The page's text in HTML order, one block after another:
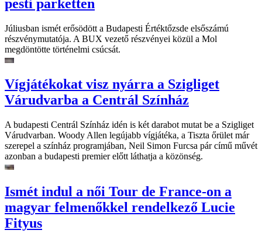
pesti parketten
Júliusban ismét erősödött a Budapesti Értéktőzsde elsőszámú
részvénymutatója. A BUX vezető részvényei közül a Mol
megdöntötte történelmi csúcsát.
Vígjátékokat visz nyárra a Szigliget
Várudvarba a Centrál Színház
A budapesti Centrál Színház idén is két darabot mutat be a Szigliget
Várudvarban. Woody Allen legújabb vígjátéka, a Tiszta őrület már
szerepel a színház programjában, Neil Simon Furcsa pár című művét
azonban a budapesti premier előtt láthatja a közönség.
Ismét indul a női Tour de France-on a
magyar felmenőkkel rendelkező Lucie
Fityus